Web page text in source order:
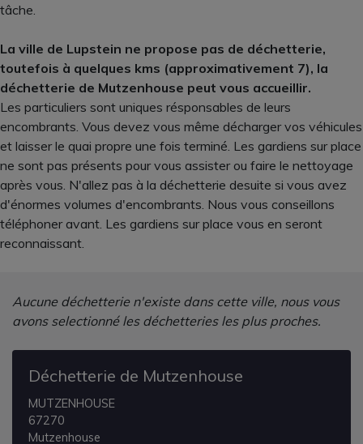
tâche.
La ville de Lupstein ne propose pas de déchetterie,
toutefois à quelques kms (approximativement 7), la
déchetterie de Mutzenhouse peut vous accueillir.
Les particuliers sont uniques résponsables de leurs
encombrants. Vous devez vous même décharger vos véhicules
et laisser le quai propre une fois terminé. Les gardiens sur place
ne sont pas présents pour vous assister ou faire le nettoyage
après vous. N'allez pas à la déchetterie desuite si vous avez
d'énormes volumes d'encombrants. Nous vous conseillons
téléphoner avant. Les gardiens sur place vous en seront
reconnaissant.
Aucune déchetterie n'existe dans cette ville, nous vous
avons selectionné les déchetteries les plus proches.
Déchetterie de Mutzenhouse
MUTZENHOUSE
67270
Mutzenhouse